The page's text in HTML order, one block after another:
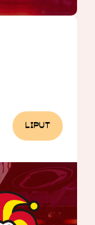
LIPUT